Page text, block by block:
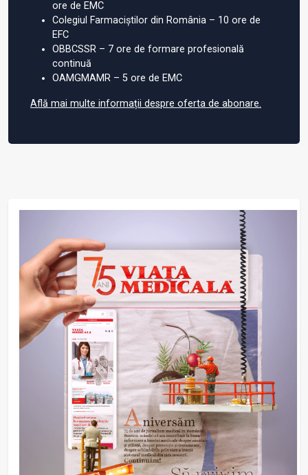
ore de EMC
Colegiul Farmaciștilor din România – 10 ore de
EFC
OBBCSSR – 7 ore de formare profesională
continuă
OAMGMAMR – 5 ore de EMC
Află mai multe informații despre oferta de abonare.